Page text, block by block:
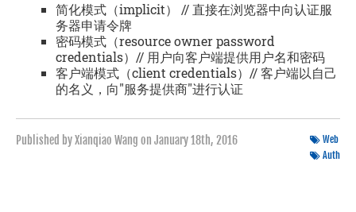
简化模式（implicit） // 直接在浏览器中向认证服
务器申请令牌
密码模式（resource owner password
credentials）// 用户向客户端提供用户名和密码
客户端模式（client credentials）// 客户端以自己
的名义，向"服务提供商"进行认证
Published by Xianqiao Wang on January 18th, 2016
Web
Auth